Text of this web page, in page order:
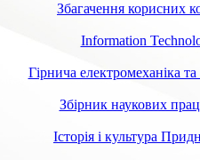
Збагачення корисних
Information
Гірнича електромеханіка
Збірник наукових
Історія і культура